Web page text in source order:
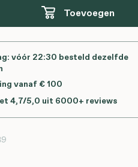
Toevoegen
vóór 22:30 besteld dezelfde
vanaf € 100
4,7/5,0 uit 6000+ reviews